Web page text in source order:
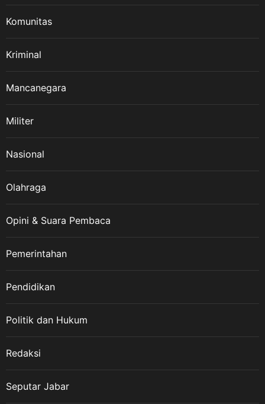
Komunitas
Kriminal
Mancanegara
Militer
Nasional
Olahraga
Opini & Suara Pembaca
Pemerintahan
Pendidikan
Politik dan Hukum
Redaksi
Seputar Jabar